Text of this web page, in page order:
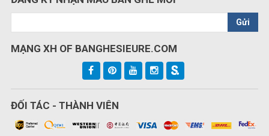
Gửi
MẠNG XH OF BANGHESIEURE.COM
ĐỐI TÁC - THÀNH VIÊN